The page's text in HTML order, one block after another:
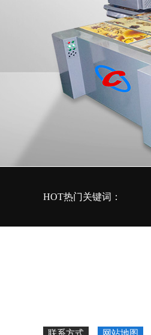
HOT热门关键词：